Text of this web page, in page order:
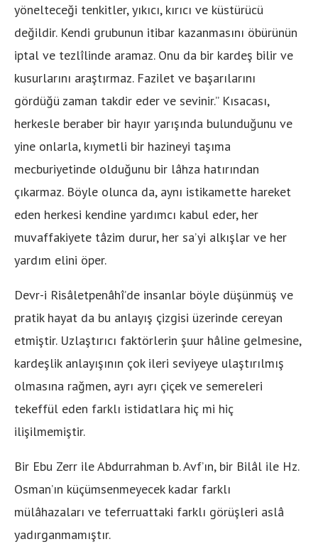
yönelteceği tenkitler, yıkıcı, kırıcı ve küstürücü
değildir. Kendi grubunun itibar kazanmasını öbürünün
iptal ve tezlîlinde aramaz. Onu da bir kardeş bilir ve
kusurlarını araştırmaz. Fazilet ve başarılarını
gördüğü zaman takdir eder ve sevinir.” Kısacası,
herkesle beraber bir hayır yarışında bulunduğunu ve
yine onlarla, kıymetli bir hazineyi taşıma
mecburiyetinde olduğunu bir lâhza hatırından
çıkarmaz. Böyle olunca da, aynı istikamette hareket
eden herkesi kendine yardımcı kabul eder, her
muvaffakiyete tâzim durur, her sa’yi alkışlar ve her
yardım elini öper.
Devr-i Risâletpenâhî’de insanlar böyle düşünmüş ve
pratik hayat da bu anlayış çizgisi üzerinde cereyan
etmiştir. Uzlaştırıcı faktörlerin şuur hâline gelmesine,
kardeşlik anlayışının çok ileri seviyeye ulaştırılmış
olmasına rağmen, ayrı ayrı çiçek ve semereleri
tekeffül eden farklı istidatlara hiç mi hiç
ilişilmemiştir.
Bir Ebu Zerr ile Abdurrahman b. Avf’ın, bir Bilâl ile Hz.
Osman’ın küçümsenmeyecek kadar farklı
mülâhazaları ve teferruattaki farklı görüşleri aslâ
yadırganmamıştır.